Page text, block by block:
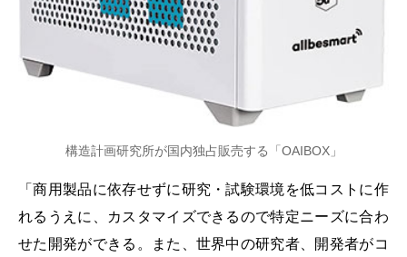
構造計画研究所が国内独占販売する「OAIBOX」
「商用製品に依存せずに研究・試験環境を低コストに作
れるうえに、カスタマイズできるので特定ニーズに合わ
せた開発ができる。また、世界中の研究者、開発者がコ